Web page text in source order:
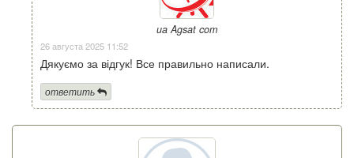
ua Agsat com
26 августа 2025 11:52
Дякуємо за відгук! Все правильно написали.
ответить